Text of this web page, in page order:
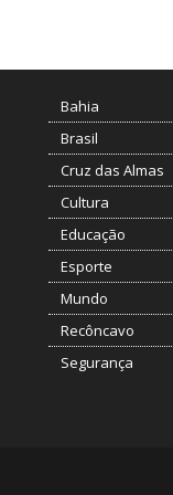
Bahia
Brasil
Cruz das Almas
Cultura
Educação
Esporte
Mundo
Recôncavo
Segurança